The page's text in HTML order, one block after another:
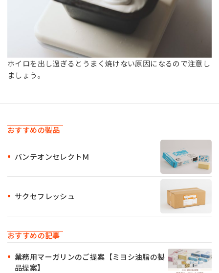
ホイロを出し過ぎるとうまく焼けない原因になるので注意し
ましょう。
おすすめの製品
パンテオンセレクトＭ
サクセフレッシュ
おすすめの記事
業務用マーガリンのご提案【ミヨシ油脂の製
品提案】